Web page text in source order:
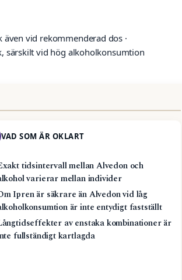
vid rekommenderad dos ·
särskilt vid hög alkoholkonsumtion
VAD SOM ÄR OKLART
tidsintervall mellan Alvedon och
varierar mellan individer
Ipren är säkrare än Alvedon vid låg
är inte entydigt fastställt
av enstaka kombinationer är
fullständigt kartlagda